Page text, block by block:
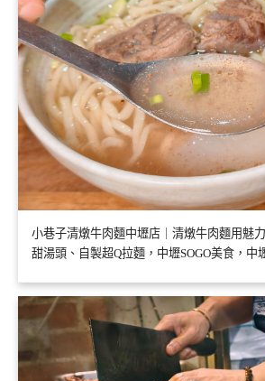
小巷子清燉牛肉麵中壢店｜清燉牛肉麵用魅
甜湯頭、自製超Q拉麵，中壢SOGO美食，中